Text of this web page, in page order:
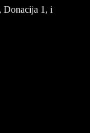
Donacija 1, i